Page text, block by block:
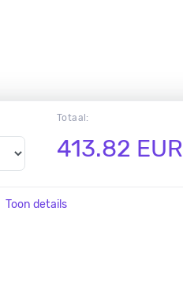
Totaal:
413.82 EUR
Toon details